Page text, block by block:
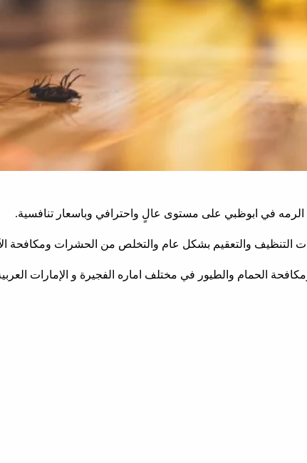
في ابوظبي على مستوى عالٍ واحترافي وباسعار تنافسية.
التنظيف والتعقيم بشكل عام والتخلص من الحشرات ومكافحة
الحمام والطيور في مختلف اماره الفجيرة و الإمارات